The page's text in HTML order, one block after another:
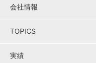
会社情報
TOPICS
実績